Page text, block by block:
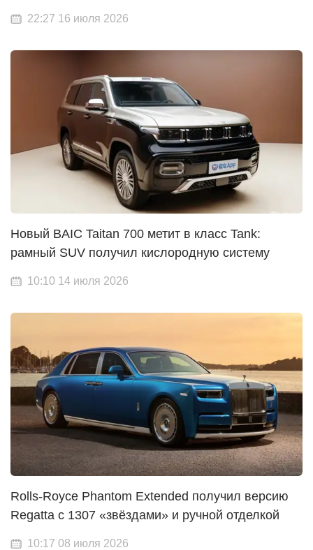
22:27 16 июля 2026
Новый BAIC Taitan 700 метит в класс Tank:
рамный SUV получил кислородную систему
10:10 14 июля 2026
Rolls-Royce Phantom Extended получил версию
Regatta с 1307 «звёздами» и ручной отделкой
10:17 08 июля 2026